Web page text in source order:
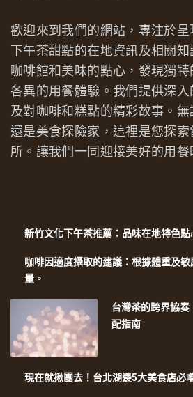
歡迎來到我們的網站，專注於呈
下午茶甜點的在地資訊及相關
咖啡館和美味的點心，發現獨
各異的用餐體驗。我們提供深
及對咖啡和糕點的精彩故事。
還是美食探險家，這裡是您探
所。讓我們一同迎接美好的用餐
新竹文化下午茶推薦：品味在地特色點
咖啡因適度攝取的建議：根據體重及
量。
台灣茶的跨界協
配指南
現在就揪團去！台北湖邊5大美食店必